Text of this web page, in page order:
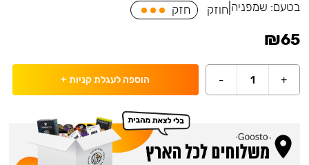
בטעם: שמפניה חוזק חזק
₪65
+
1
- הוספה לעגלת קניות +